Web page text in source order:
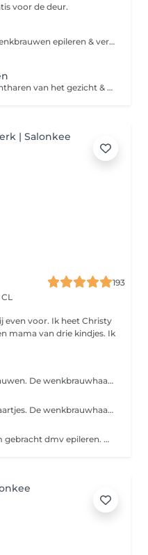
voor de deur.
Dit is een combo behandeling , wenkbrauwen epileren & verven. Bij deze behandeling ontharen we de ongewenste haartjes bij de wenkbrauwen met touw en pincet. Ook worden je wenkbrauwen in vorm gebracht die het beste bij jouw gezicht past en/of die je graag wilt. Daarna worden ze geverfd met regular verf in een kleur na keuze en/of die het beste bij jouw past.
Dit is een combo behandeling , Ontharen van het gezicht & wenkbrauwen epileren. De haren van het gezicht worden met touw verwijderd zodat ook alle donsharen worden mee verwijderd voor een glad resultaat van het gezicht. Daarna ontharen we de ongewenste haartjes bij de wenkbrauwen met touw en pincet. Ook worden je wenkbrauwen in vorm gebracht die het beste bij jouw gezicht past en/of die je graag wilt.
193
even voor. Ik heet Christy
mama van drie kindjes. Ik
Het epileren van de PMU wenkbrauwen. De wenkbrauwhaartjes worden door middel van een pincet verwijdert en als finishing touch wordt een Brow Gel gebruikt en strak gemaakt met een highlighter.
Het epileren van de wenkbrauwhaartjes. De wenkbrauwhaartjes worden door middel van een pincet verwijdert en als finishing touch worden de wenkbrauwen gestijlt met een Brow Gel en strak gemaakt met een highlighter.
De wenkbrauwen worden in vorm gebracht dmv epileren. Donshaartjes worden verwijdert met een wenkbrauwmesje.